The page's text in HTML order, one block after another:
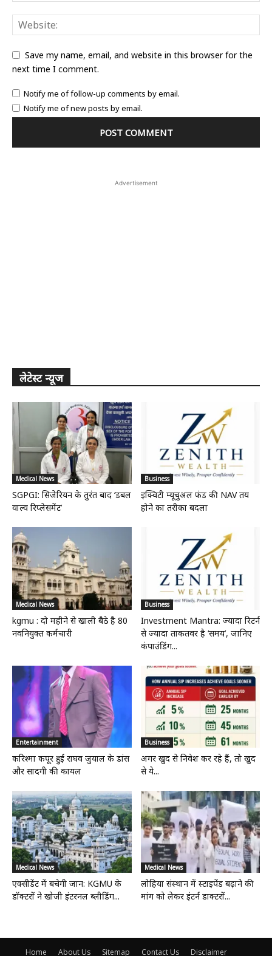
Save my name, email, and website in this browser for the
next time I comment.
Notify me of follow-up comments by email.
Notify me of new posts by email.
Advertisement
लेटेस्ट न्यूज
Medical News
SGPGI: सिजेरियन के तुरंत बाद ‘डबल
वाल्व रिप्लेसमेंट’
Business
इक्विटी म्यूचुअल फंड की NAV तय
होने का तरीका बदला
Medical News
kgmu : दो महीने से खाली बैठे है 80
नवनियुक्त कर्मचारी
Business
Investment Mantra: ज्यादा रिटर्न
से ज्यादा ताकतवर है ‘समय’, जानिए
कंपाउंडिंग...
Entertainment
करिश्मा कपूर हुईं राघव जुयाल के डांस
और सादगी की कायल
Business
अगर खुद से निवेश कर रहे हैं, तो खुद
से ये...
Medical News
एक्सीडेंट में बचेगी जान: KGMU के
डॉक्टरों ने खोजी इंटरनल ब्लीडिंग...
Medical News
लोहिया संस्थान में स्टाइपेंड बढ़ाने की
मांग को लेकर इंटर्न डाक्टरों...
Home About Us Sitemap Contact Us Disclaimer